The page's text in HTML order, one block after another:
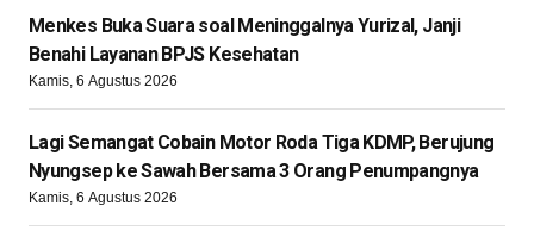
Menkes Buka Suara soal Meninggalnya Yurizal, Janji
Benahi Layanan BPJS Kesehatan
Kamis, 6 Agustus 2026
Lagi Semangat Cobain Motor Roda Tiga KDMP, Berujung
Nyungsep ke Sawah Bersama 3 Orang Penumpangnya
Kamis, 6 Agustus 2026